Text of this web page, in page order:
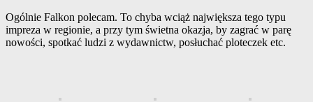
Ogólnie Falkon polecam. To chyba wciąż największa tego typu
impreza w regionie, a przy tym świetna okazja, by zagrać w parę
nowości, spotkać ludzi z wydawnictw, posłuchać ploteczek etc.